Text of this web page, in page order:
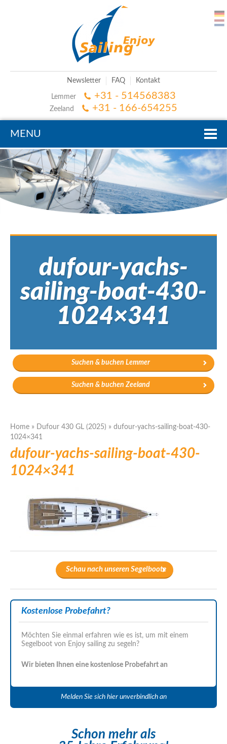
Newsletter FAQ Kontakt
Lemmer +31 - 514568383
Zeeland +31 - 166-654255
MENU
dufour-yachs-
sailing-boat-430-
1024×341
Suchen & buchen Lemmer
Suchen & buchen Zeeland
Home » Dufour 430 GL (2025) » dufour-yachs-sailing-boat-430-
1024×341
dufour-yachs-sailing-boat-430-
1024×341
Schau nach unseren Segelboote
Kostenlose Probefahrt?
Möchten Sie einmal erfahren wie es ist, um mit einem
Segelboot von Enjoy sailing zu segeln?
Wir bieten Ihnen eine kostenlose Probefahrt an
Melden Sie sich hier unverbindlich an
Schon mehr als